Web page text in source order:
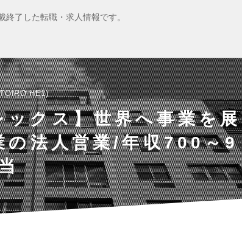
終了した転職・求人情報です。
HE1
クス】世界へ事業を展
の法人営業/年収700～9